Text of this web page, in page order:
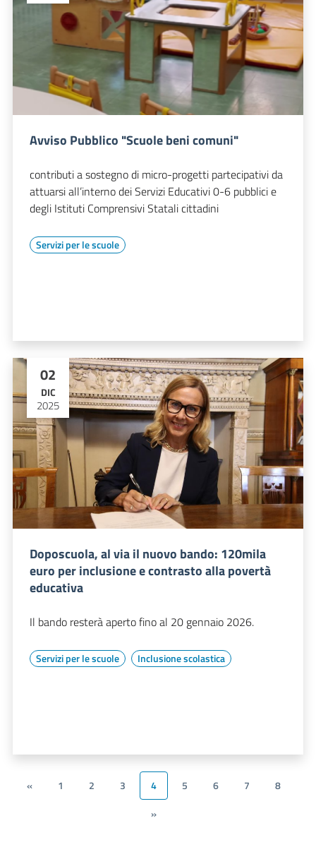
Avviso Pubblico "Scuole beni comuni"
contributi a sostegno di micro-progetti partecipativi da
attuarsi all’interno dei Servizi Educativi 0-6 pubblici e
degli Istituti Comprensivi Statali cittadini
Servizi per le scuole
02
DIC
2025
Doposcuola, al via il nuovo bando: 120mila
euro per inclusione e contrasto alla povertà
educativa
Il bando resterà aperto fino al 20 gennaio 2026.
Servizi per le scuole Inclusione scolastica
« 1 2 3 4 5 6 7
8
»